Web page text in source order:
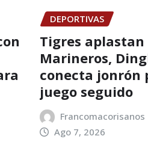
DEPORTIVAS
Tigres aplastan
Marineros,
conecta jonrón
juego seguido
Francomacorisanos
Ago 7, 2026